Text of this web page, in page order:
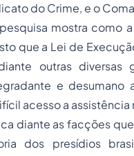
do Crime, e o
mostra como
que a Lei de
outras
e
acesso a assistência
diante as facções
dos presídios